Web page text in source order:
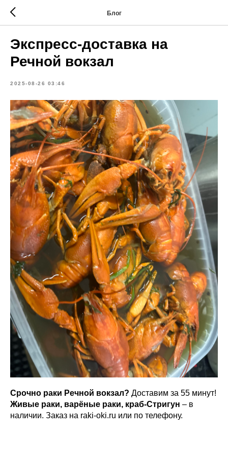
Блог
Экспресс-доставка на
Речной вокзал
2025-08-26 03:46
Срочно раки Речной вокзал? Доставим за 55 минут!
Живые раки, варёные раки, краб-Стригун – в
наличии. Заказ на raki-oki.ru или по телефону.